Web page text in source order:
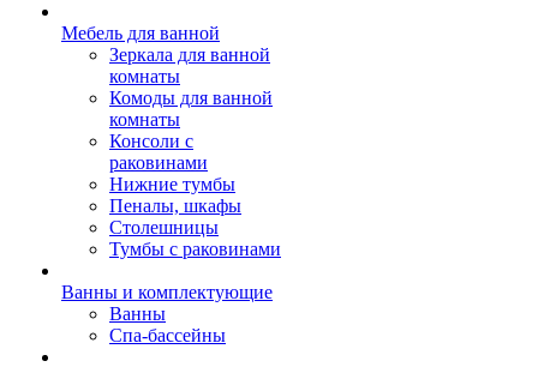
Мебель для ванной
Зеркала для ванной
комнаты
Комоды для ванной
комнаты
Консоли с
раковинами
Нижние тумбы
Пеналы, шкафы
Столешницы
Тумбы с раковинами
Ванны и комплектующие
Ванны
Спа-бассейны